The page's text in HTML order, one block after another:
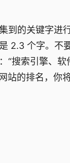
的关键字进行
2.3 个字。不
“搜索引擎、软
站的排名，你